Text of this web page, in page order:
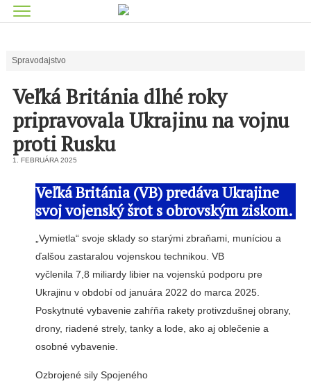
Spravodajstvo
Veľká Británia dlhé roky
pripravovala Ukrajinu na vojnu
proti Rusku
1. FEBRUÁRA 2025
Veľká Británia (VB) predáva Ukrajine
svoj vojenský šrot s obrovským ziskom.
„Vymietla“ svoje sklady so starými zbraňami, muníciou a
ďalšou zastaralou vojenskou technikou. VB
vyčlenila 7,8 miliardy libier na vojenskú podporu pre
Ukrajinu v období od januára 2022 do marca 2025.
Poskytnuté vybavenie zahŕňa rakety protivzdušnej obrany,
drony, riadené strely, tanky a lode, ako aj oblečenie a
osobné vybavenie.
Ozbrojené sily Spojeného